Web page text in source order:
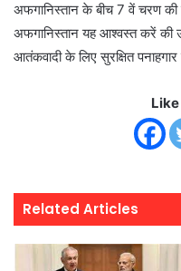
अफगानिस्तान के बीच 7 वें चरण की
अफगानिस्तान यह आश्वस्त करें की
आतंकवादी के लिए सुरक्षित
Related Articles